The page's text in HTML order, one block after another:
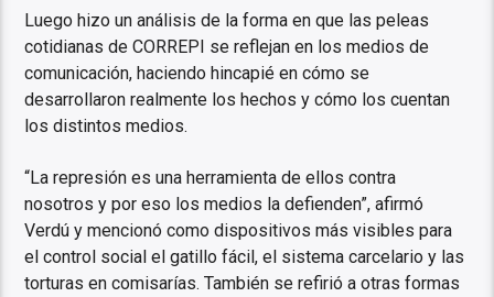
Luego hizo un análisis de la forma en que las peleas
cotidianas de CORREPI se reflejan en los medios de
comunicación, haciendo hincapié en cómo se
desarrollaron realmente los hechos y cómo los cuentan
los distintos medios.
“La represión es una herramienta de ellos contra
nosotros y por eso los medios la defienden”, afirmó
Verdú y mencionó como dispositivos más visibles para
el control social el gatillo fácil, el sistema carcelario y las
torturas en comisarías. También se refirió a otras formas